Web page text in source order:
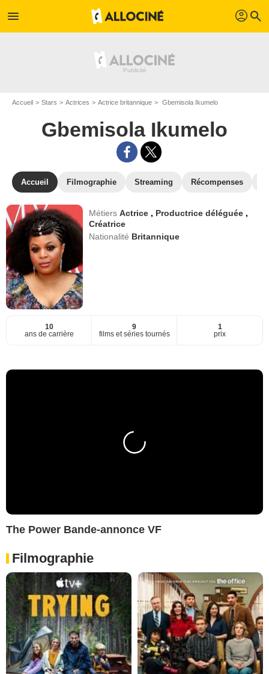
menu profil search
Accueil Stars Actrices Actrice britannique Gbemisola Ikumelo
Gbemisola Ikumelo
Accueil Filmographie Streaming Récompenses
MétiersActrice , Productrice déléguée ,
Créatrice
Nationalité Britannique
10
ans de carrière
9
films et séries tournés
1
prix
The Power Bande-annonce VF
Filmographie